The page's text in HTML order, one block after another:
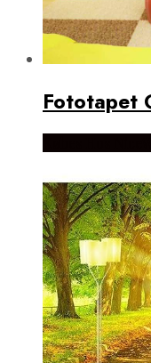
Fototapet